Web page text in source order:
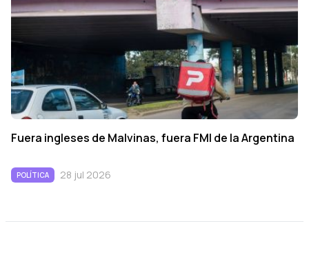
Fuera ingleses de Malvinas, fuera FMI de la Argentina
POLÍTICA 28 jul 2026